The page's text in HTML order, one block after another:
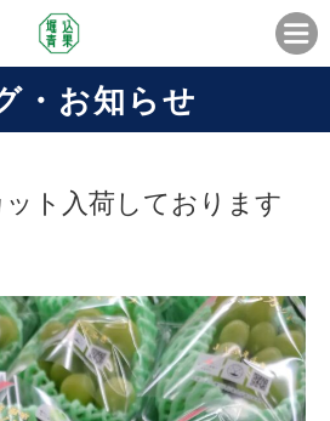
・お知らせ
ト入荷しております